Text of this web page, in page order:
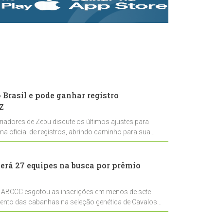
rastreabilidade e
rigor técnico para
Brasil e pode ganhar registro
de Zebu discute os últimos ajustes para
oficial de registros, abrindo caminho para sua
27 equipes na busca por prêmio
esgotou as inscrições em menos de sete
das cabanhas na seleção genética de Cavalos